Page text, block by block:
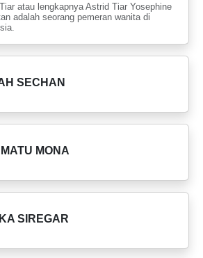
atau lengkapnya Astrid Tiar Yosephine
adalah seorang pemeran wanita di
SECHAN
MATU MONA
SIREGAR